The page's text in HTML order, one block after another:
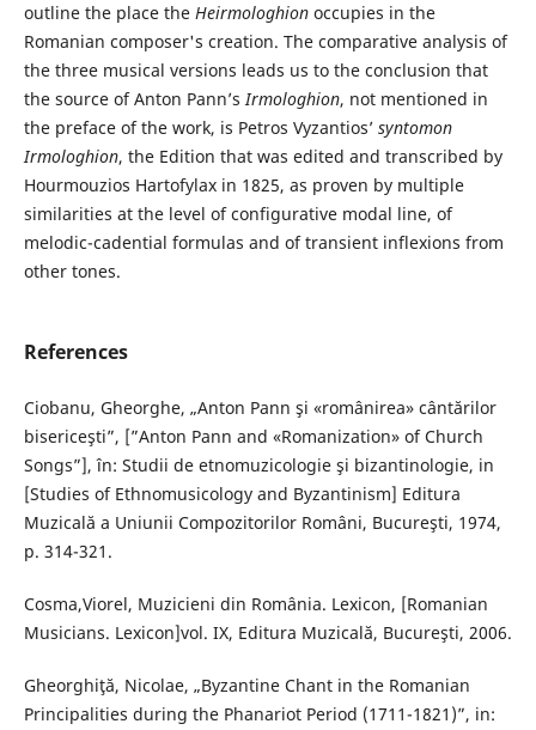
outline the place the Heirmologhionoccupies in the
Romanian composer's creation. The comparative analysis of
the three musical versions leads us to the conclusion that
the source of Anton Pann’sIrmologhion, not mentioned in
the preface of the work, is Petros Vyzantios’ syntomon
Irmologhion, the Edition that was edited and transcribed by
Hourmouzios Hartofylax in 1825, as proven by multiple
similarities at the level of configurative modal line, of
melodic-cadential formulas and of transient inflexions from
other tones.
References
Ciobanu, Gheorghe, „Anton Pann şi «românirea» cântărilor
bisericeşti”, [”Anton Pann and «Romanization» of Church
Songs”], în: Studii de etnomuzicologie şi bizantinologie, in
[Studies of Ethnomusicology and Byzantinism] Editura
Muzicală a Uniunii Compozitorilor Români, Bucureşti, 1974,
p. 314-321.
Cosma,Viorel, Muzicieni din România. Lexicon, [Romanian
Musicians. Lexicon]vol. IX, Editura Muzicală, Bucureşti, 2006.
Gheorghiţă, Nicolae, „Byzantine Chant in the Romanian
Principalities during the Phanariot Period (1711-1821)”, in: